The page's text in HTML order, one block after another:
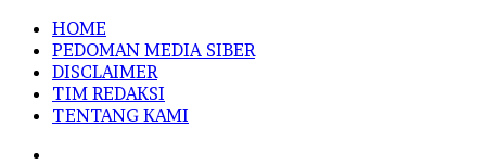
HOME
PEDOMAN MEDIA SIBER
DISCLAIMER
TIM REDAKSI
TENTANG KAMI